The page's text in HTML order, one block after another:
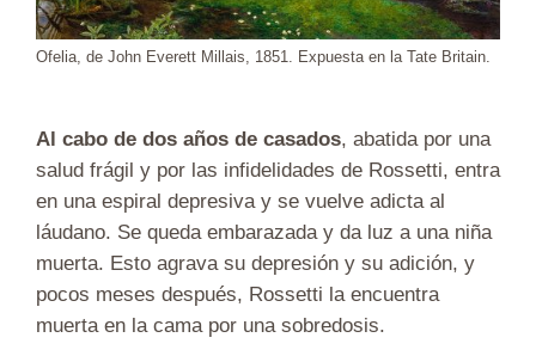
Ofelia, de John Everett Millais, 1851. Expuesta en la Tate Britain.
Al cabo de dos años de casados, abatida por una
salud frágil y por las infidelidades de Rossetti, entra
en una espiral depresiva y se vuelve adicta al
láudano. Se queda embarazada y da luz a una niña
muerta. Esto agrava su depresión y su adición, y
pocos meses después, Rossetti la encuentra
muerta en la cama por una sobredosis.